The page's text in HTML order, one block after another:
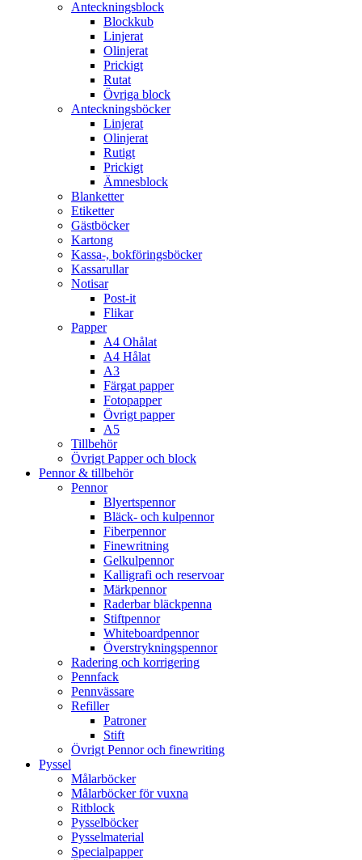
Anteckningsblock
Blockkub
Linjerat
Olinjerat
Prickigt
Rutat
Övriga block
Anteckningsböcker
Linjerat
Olinjerat
Rutigt
Prickigt
Ämnesblock
Blanketter
Etiketter
Gästböcker
Kartong
Kassa-, bokföringsböcker
Kassarullar
Notisar
Post-it
Flikar
Papper
A4 Ohålat
A4 Hålat
A3
Färgat papper
Fotopapper
Övrigt papper
A5
Tillbehör
Övrigt Papper och block
Pennor & tillbehör
Pennor
Blyertspennor
Bläck- och kulpennor
Fiberpennor
Finewritning
Gelkulpennor
Kalligrafi och reservoar
Märkpennor
Raderbar bläckpenna
Stiftpennor
Whiteboardpennor
Överstrykningspennor
Radering och korrigering
Pennfack
Pennvässare
Refiller
Patroner
Stift
Övrigt Pennor och finewriting
Pyssel
Målarböcker
Målarböcker för vuxna
Ritblock
Pysselböcker
Pysselmaterial
Specialpapper